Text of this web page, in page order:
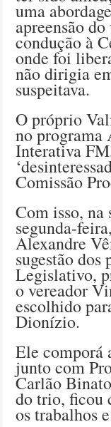
uma
apreensão
condução à
onde foi
não dirigia
suspeitava.
O próprio
no programa
Interativa
Comissão
Com isso, na
segunda-
Alexandre
sugestão
Legislativo,
o vereador
escolhido
Dionízio.
Ele comporá
junto com
Carlão
do trio, ficou
os trabalhos